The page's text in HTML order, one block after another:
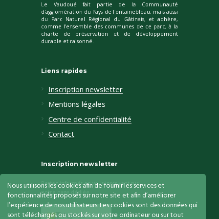
Le Vaudoué fait partie de la Communauté
d'agglomération du Pays de Fontainebleau, mais aussi
du Parc Naturel Régional du Gâtinais, et adhère,
comme l'ensemble des communes de ce parc, à la
charte de préservation et de développement
durable et raisonné.
Liens rapides
Inscription newsletter
Mentions légales
Centre de confidentialité
Contact
Inscription newsletter
Restez informés en vous inscrivant sur
notre page dédiée
Nous utilisons les cookies afin de fournir les services et
fonctionnalités proposés sur notre site et afin d’améliorer
l’expérience de nos utilisateurs. Les cookies sont des données qui
sont téléchargés ou stockés sur votre ordinateur ou sur tout